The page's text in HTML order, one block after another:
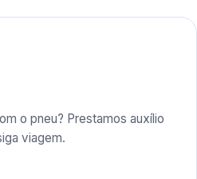
o pneu? Prestamos auxílio
viagem.